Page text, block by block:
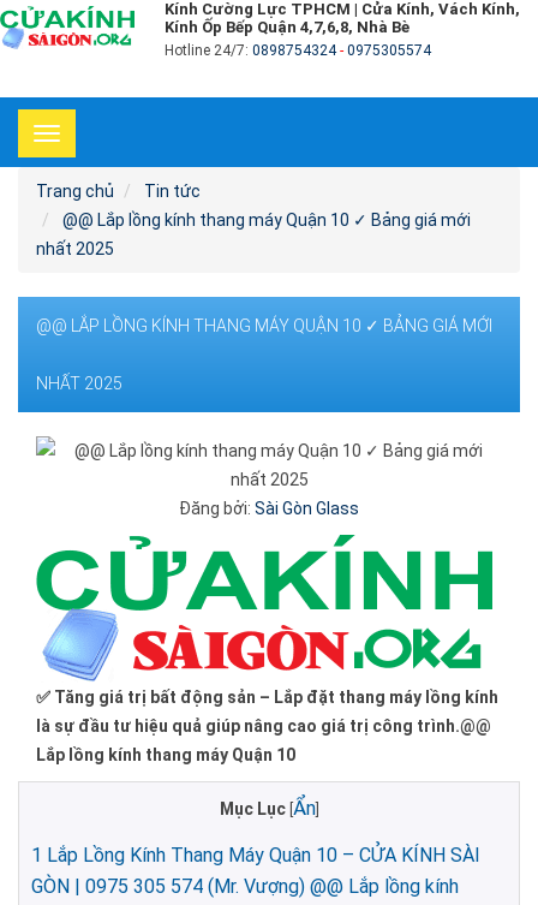
Kính Cường Lực TPHCM | Cửa Kính, Vách Kính,
Kính Ốp Bếp Quận 4,7,6,8, Nhà Bè
Hotline 24/7: 0898754324- 0975305574
Toggle
navigation
Trang chủ
Tin tức
@@ Lắp lồng kính thang máy Quận 10 ✓ Bảng giá mới
nhất 2025
@@ LẮP LỒNG KÍNH THANG MÁY QUẬN 10 ✓ BẢNG GIÁ MỚI
NHẤT 2025
Đăng bởi: Sài Gòn Glass
✅ Tăng giá trị bất động sản – Lắp đặt thang máy lồng kính
là sự đầu tư hiệu quả giúp nâng cao giá trị công trình.@@
Lắp lồng kính thang máy Quận 10
Mục Lục Ẩn]
1 Lắp Lồng Kính Thang Máy Quận 10 – CỬA KÍNH SÀI
GÒN | 0975 305 574 (Mr. Vượng) @@ Lắp lồng kính